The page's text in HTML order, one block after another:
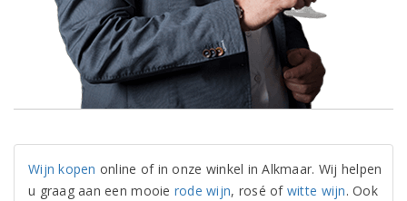
Wijn kopen online of in onze winkel in Alkmaar. Wij helpen
u graag aan een mooie rode wijn, rosé of witte wijn. Ook